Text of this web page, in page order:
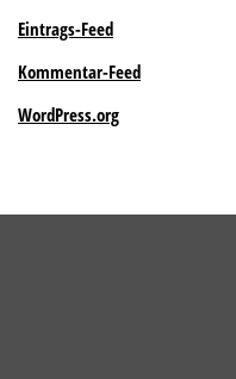
Eintrags-Feed
Kommentar-Feed
WordPress.org